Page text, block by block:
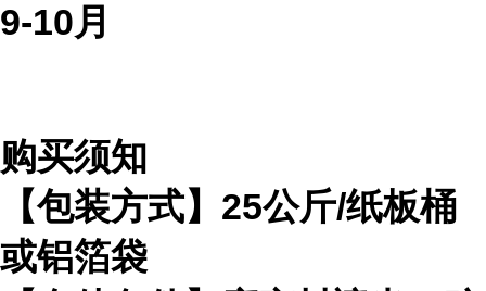
9-10月
购买须知
【包装方式】25公斤/纸板桶
或铝箔袋